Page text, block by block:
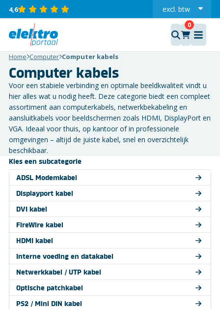
4,6 excl. btw
incl.
Home Computer Computer kabels
Computer kabels
Voor een stabiele verbinding en optimale beeldkwaliteit vindt u
hier alles wat u nodig heeft. Deze categorie biedt een compleet
assortiment aan computerkabels, netwerkbekabeling en
aansluitkabels voor beeldschermen zoals HDMI, DisplayPort en
VGA. Ideaal voor thuis, op kantoor of in professionele
omgevingen – altijd de juiste kabel, snel en overzichtelijk
beschikbaar.
Kies een subcategorie
ADSL Modemkabel
Displayport kabel
DVI kabel
FireWire kabel
HDMI kabel
Interne voeding en datakabel
Netwerkkabel / UTP kabel
Optische patchkabel
PS2 / Mini DIN kabel